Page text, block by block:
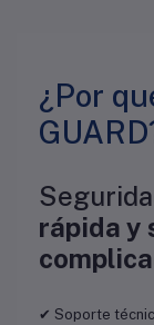
¿Por
rápida y
✔ Soporte